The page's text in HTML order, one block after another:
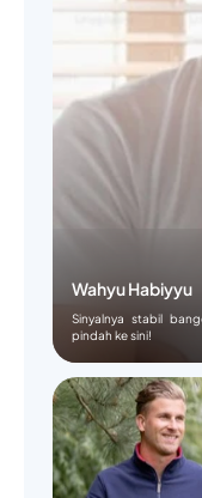
Wahyu Habiyyu
Sinyalnya stabil
pindah ke sini!